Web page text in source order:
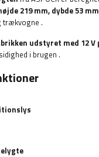
219 mm, dybde 53 mm
trækvogne .
udstyret med 12 V
i brugen .